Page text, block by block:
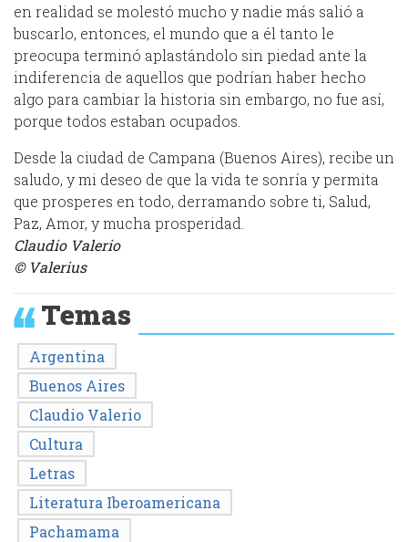
en realidad se molestó mucho y nadie más salió a
buscarlo, entonces, el mundo que a él tanto le
preocupa terminó aplastándolo sin piedad ante la
indiferencia de aquellos que podrían haber hecho
algo para cambiar la historia sin embargo, no fue así,
porque todos estaban ocupados.
Desde la ciudad de Campana (Buenos Aires), recibe un
saludo, y mi deseo de que la vida te sonría y permita
que prosperes en todo, derramando sobre ti, Salud,
Paz, Amor, y mucha prosperidad.
Claudio Valerio
© Valerius
Temas
Argentina
Buenos Aires
Claudio Valerio
Cultura
Letras
Literatura Iberoamericana
Pachamama